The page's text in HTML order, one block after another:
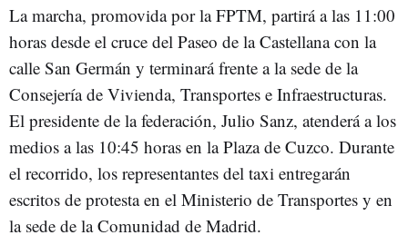
La marcha, promovida por la FPTM, partirá a las 11:00
horas desde el cruce del Paseo de la Castellana con la
calle San Germán y terminará frente a la sede de la
Consejería de Vivienda, Transportes e Infraestructuras.
El presidente de la federación, Julio Sanz, atenderá a los
medios a las 10:45 horas en la Plaza de Cuzco. Durante
el recorrido, los representantes del taxi entregarán
escritos de protesta en el Ministerio de Transportes y en
la sede de la Comunidad de Madrid.